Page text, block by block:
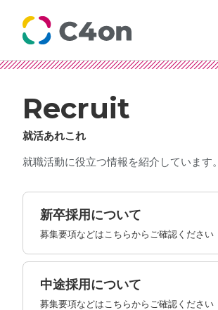
トップページ
理念
会社情報
事業紹介
文化
Recruit
就活あれこれ
就職活動に役立つ情報を紹介しています。
新卒採用について
募集要項などはこちらからご確認ください
中途採用について
募集要項などはこちらからご確認ください